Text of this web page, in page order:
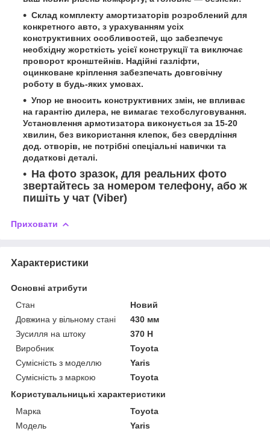
Склад комплекту амортизаторів розроблений для
конкретного авто, з урахуванням усіх
конструктивних особливостей, що забезпечує
необхідну жорсткість усієї конструкції та виключає
проворот кронштейнів. Надійні газліфти,
оцинковане кріплення забезпечать довговічну
роботу в будь-яких умовах.
Упор не вносить конструктивних змін, не впливає
на гарантію дилера, не вимагає техобслуговування.
Установлення армотизатора виконується за 15-20
хвилин, без використання клепок, без свердління
дод. отворів, не потрібні спеціальні навички та
додаткові деталі.
На фото зразок, для реальних фото
звертайтесь за номером телефону, або ж
пишіть у чат (Viber)
Приховати
Характеристики
Основні атрибути
Стан
Новий
Довжина у вільному стані
430 мм
Зусилля на штоку
370 Н
Виробник
Toyota
Сумісність з моделлю
Yaris
Сумісність з маркою
Toyota
Користувальницькі характеристики
Марка
Toyota
Модель
Yaris